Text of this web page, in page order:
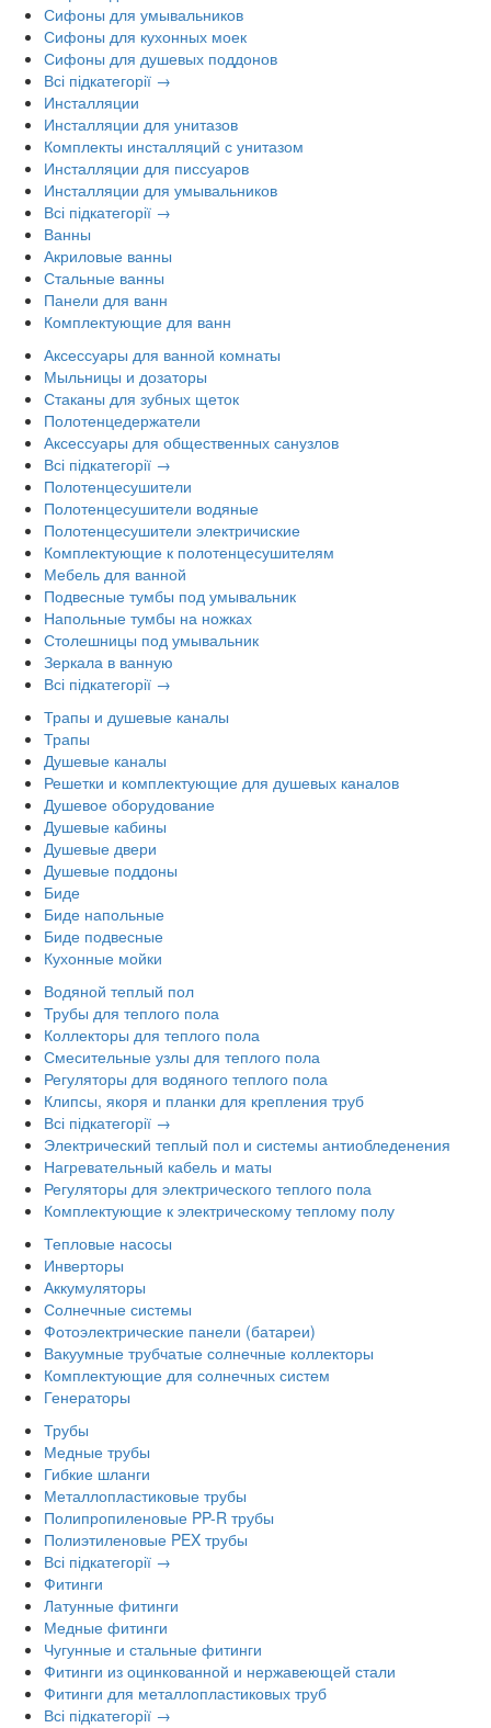
Сифоны для умывальников
Сифоны для кухонных моек
Сифоны для душевых поддонов
Всі підкатегорії →
Инсталляции
Инсталляции для унитазов
Комплекты инсталляций с унитазом
Инсталляции для писсуаров
Инсталляции для умывальников
Всі підкатегорії →
Ванны
Акриловые ванны
Стальные ванны
Панели для ванн
Комплектующие для ванн
Аксессуары для ванной комнаты
Мыльницы и дозаторы
Стаканы для зубных щеток
Полотенцедержатели
Аксессуары для общественных санузлов
Всі підкатегорії →
Полотенцесушители
Полотенцесушители водяные
Полотенцесушители электричиские
Комплектующие к полотенцесушителям
Мебель для ванной
Подвесные тумбы под умывальник
Напольные тумбы на ножках
Столешницы под умывальник
Зеркала в ванную
Всі підкатегорії →
Трапы и душевые каналы
Трапы
Душевые каналы
Решетки и комплектующие для душевых каналов
Душевое оборудование
Душевые кабины
Душевые двери
Душевые поддоны
Биде
Биде напольные
Биде подвесные
Кухонные мойки
Водяной теплый пол
Трубы для теплого пола
Коллекторы для теплого пола
Смесительные узлы для теплого пола
Регуляторы для водяного теплого пола
Клипсы, якоря и планки для крепления труб
Всі підкатегорії →
Электрический теплый пол и системы антиобледенения
Нагревательный кабель и маты
Регуляторы для электрического теплого пола
Комплектующие к электрическому теплому полу
Тепловые насосы
Инверторы
Аккумуляторы
Солнечные системы
Фотоэлектрические панели (батареи)
Вакуумные трубчатые солнечные коллекторы
Комплектующие для солнечных систем
Генераторы
Трубы
Медные трубы
Гибкие шланги
Металлопластиковые трубы
Полипропиленовые PP-R трубы
Полиэтиленовые PEX трубы
Всі підкатегорії →
Фитинги
Латунные фитинги
Медные фитинги
Чугунные и стальные фитинги
Фитинги из оцинкованной и нержавеющей стали
Фитинги для металлопластиковых труб
Всі підкатегорії →